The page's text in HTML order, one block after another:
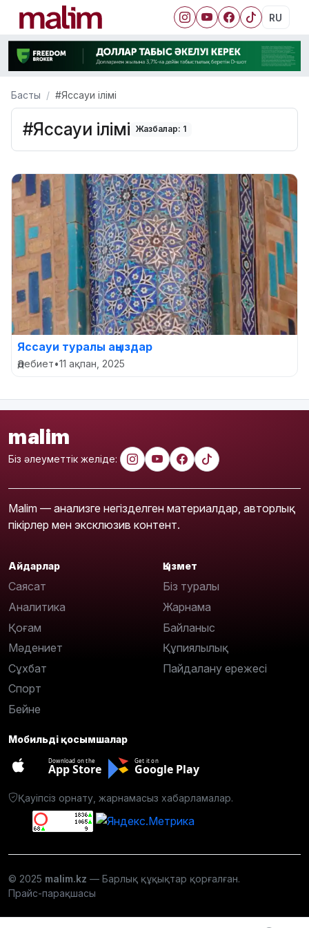
RU
Басты #Яссауи ілімі
#Яссауи ілімі Жазбалар: 1
Яссауи туралы аңыздар
Әдебиет•11 ақпан, 2025
malim
Біз әлеуметтік желіде:
Malim — анализге негізделген материалдар, авторлық
пікірлер мен эксклюзив контент.
Айдарлар
Саясат
Аналитика
Қоғам
Мәдениет
Сұхбат
Спорт
Бейне
Қызмет
Біз туралы
Жарнама
Байланыс
Құпиялылық
Пайдалану ережесі
Мобильді қосымшалар
Download on the
App Store
Get it on
Google Play
Қауіпсіз орнату, жарнамасыз хабарламалар.
© 2025 malim.kz — Барлық құқықтар қорғалған.
Прайс-парақшасы